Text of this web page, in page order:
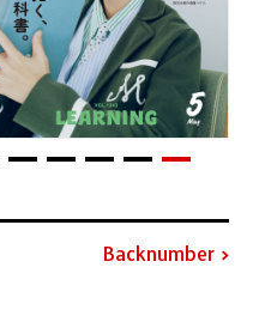
Backnumber